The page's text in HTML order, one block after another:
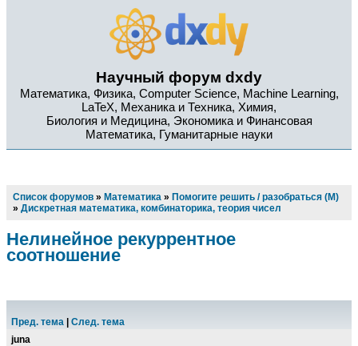
Научный форум dxdy
Математика, Физика, Computer Science, Machine Learning,
LaTeX, Механика и Техника, Химия,
Биология и Медицина, Экономика и Финансовая
Математика, Гуманитарные науки
Список форумов » Математика » Помогите решить / разобраться (М)
» Дискретная математика, комбинаторика, теория чисел
Нелинейное рекуррентное
соотношение
Пред. тема
След. тема
juna